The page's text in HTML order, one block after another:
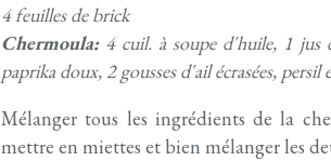
4 feuilles de brick
Chermoula: 4 cuil. à soupe d'huile, 1
paprika doux, 2 gousses d'ail écrasées, persil
Mélanger tous les ingrédients de la
mettre en miettes et bien mélanger les